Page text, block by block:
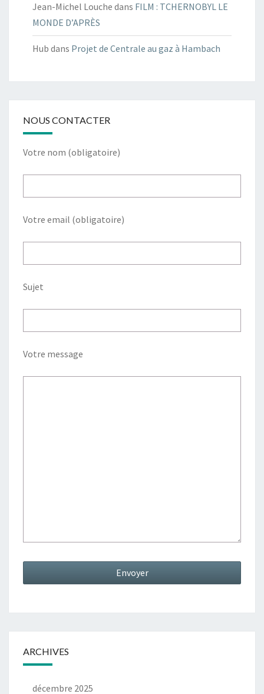
Jean-Michel Louche dans FILM : TCHERNOBYL LE
MONDE D’APRÈS
Hub dans Projet de Centrale au gaz à Hambach
NOUS CONTACTER
Votre nom (obligatoire)
Votre email (obligatoire)
Sujet
Votre message
ARCHIVES
décembre 2025